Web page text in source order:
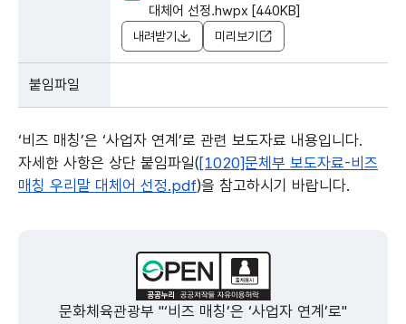
대체어 선정.hwpx [440KB]
내려받기 미리보기
붙임파일
‘비즈 매칭’은 ‘사업자 연계’로 관련 보도자료 내용입니다.
자세한 사항은 상단 붙임파일([1020]문체부 보도자료-비즈
매칭 우리말 대체어 선정.pdf)을 참고하시기 바랍니다.
문화체육관광부 "‘비즈 매칭’은 ‘사업자 연계’로"